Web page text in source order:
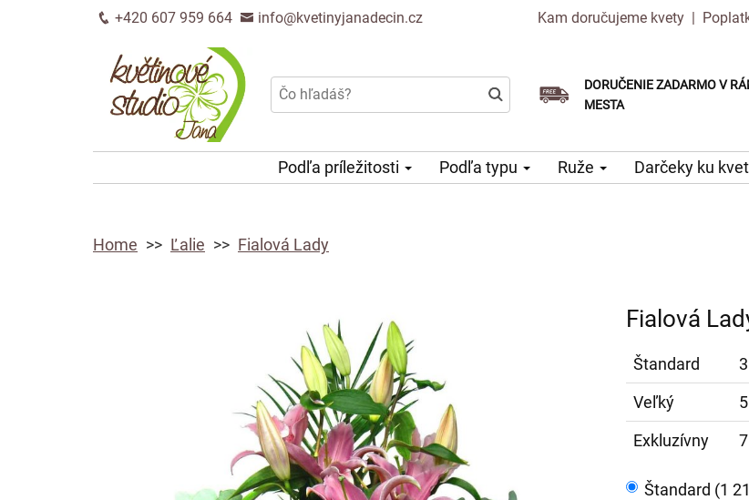
+420 607 959 664 info@kvetinyjanadecin.cz Kam doručujeme kvety |
DORUČENIE ZADARMO V
MESTA
Podľa príležitosti Podľa typu Ruže Darčeky ku
Home Ľalie Fialová Lady
Fialová
Štandard
Veľký
Exkluzívny
Štandard (1